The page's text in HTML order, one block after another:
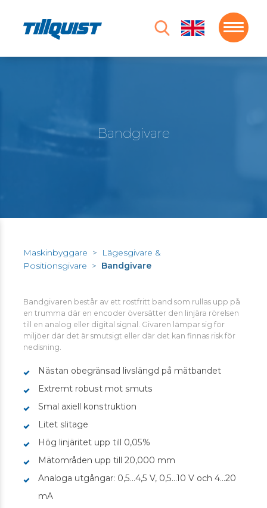
Bandgivare
Maskinbyggare >
Lägesgivare &
Positionsgivare > Bandgivare
Bandgivaren består av ett rostfritt band som rullas upp på
en trumma där en encoder översätter den linjära rörelsen
till en analog eller digital signal. Givaren lämpar sig för
miljöer där det är smutsigt eller där det kan finnas risk för
nedisning.
Nästan obegränsad livslängd på mätbandet
Extremt robust mot smuts
Smal axiell konstruktion
Litet slitage
Hög linjäritet upp till 0,05%
Mätområden upp till 20,000 mm
Analoga utgångar: 0,5…4,5 V, 0,5…10 V och 4…20
mA